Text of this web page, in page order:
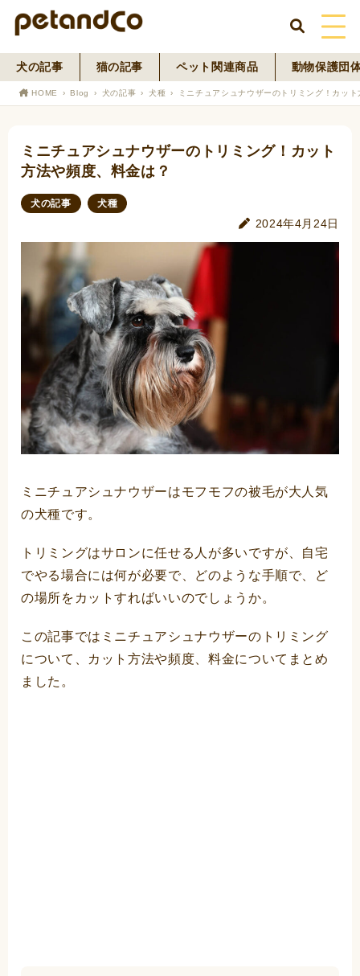
HOME
News
寄付活動
犬の記事 猫の記事 ペット関連商品 動物保護団
HOME Blog 犬の記事 犬種 ミニチュアシュナウザーのトリミング！カッ
ミニチュアシュナウザーのトリミング！カット
方法や頻度、料金は？
犬の記事 犬種
2024年4月24日
ミニチュアシュナウザーはモフモフの被毛が大人気
の犬種です。
トリミングはサロンに任せる人が多いですが、自宅
でやる場合には何が必要で、どのような手順で、ど
の場所をカットすればいいのでしょうか。
この記事ではミニチュアシュナウザーのトリミング
について、カット方法や頻度、料金についてまとめ
ました。